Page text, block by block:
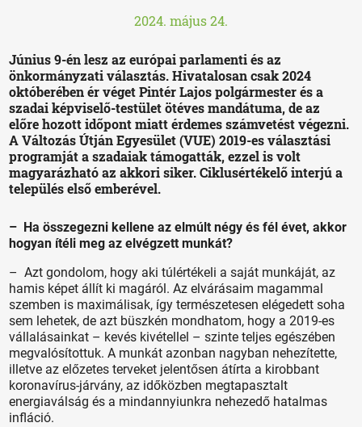
2024. május 24.
Június 9-én lesz az európai parlamenti és az
önkormányzati választás. Hivatalosan csak 2024
októberében ér véget Pintér Lajos polgármester és a
szadai képviselő-testület ötéves mandátuma, de az
előre hozott időpont miatt érdemes számvetést végezni.
A Változás Útján Egyesület (VUE) 2019-es választási
programját a szadaiak támogatták, ezzel is volt
magyarázható az akkori siker. Ciklusértékelő interjú a
település első emberével.
– Ha összegezni kellene az elmúlt négy és fél évet, akkor
hogyan ítéli meg az elvégzett munkát?
– Azt gondolom, hogy aki túlértékeli a saját munkáját, az
hamis képet állít ki magáról. Az elvárásaim magammal
szemben is maximálisak, így természetesen elégedett soha
sem lehetek, de azt büszkén mondhatom, hogy a 2019-es
vállalásainkat – kevés kivétellel – szinte teljes egészében
megvalósítottuk. A munkát azonban nagyban nehezítette,
illetve az előzetes terveket jelentősen átírta a kirobbant
koronavírus-járvány, az időközben megtapasztalt
energiaválság és a mindannyiunkra nehezedő hatalmas
infláció.